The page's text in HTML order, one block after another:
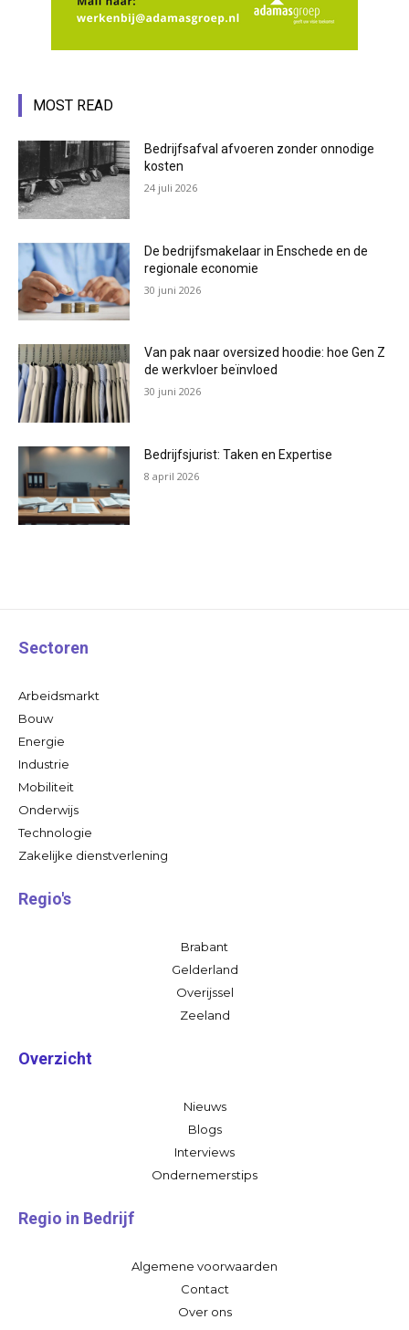
MOST READ
Bedrijfsafval afvoeren zonder onnodige
kosten
24 juli 2026
De bedrijfsmakelaar in Enschede en de
regionale economie
30 juni 2026
Van pak naar oversized hoodie: hoe Gen Z
de werkvloer beïnvloed
30 juni 2026
Bedrijfsjurist: Taken en Expertise
8 april 2026
Sectoren
Arbeidsmarkt
Bouw
Energie
Industrie
Mobiliteit
Onderwijs
Technologie
Zakelijke dienstverlening
Regio's
Brabant
Gelderland
Overijssel
Zeeland
Overzicht
Nieuws
Blogs
Interviews
Ondernemerstips
Regio in Bedrijf
Algemene voorwaarden
Contact
Over ons